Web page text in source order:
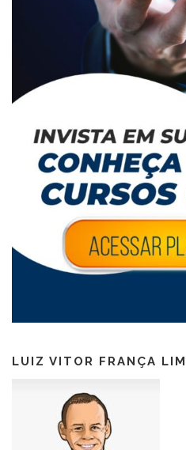
LUIZ VITOR FRANÇA